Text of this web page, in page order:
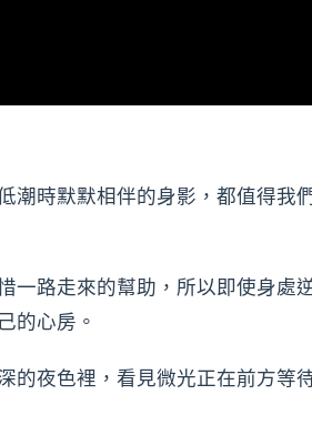
潮時默默相伴的身影，都值得我
路走來的幫助，所以即使身處
的心房。
的夜色裡，看見微光正在前方等